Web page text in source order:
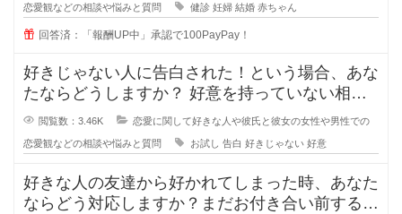
恋愛観などの相談や悩みと質問 健診 妊婦 結婚 赤ちゃん
回答済：「報酬UP中」承認で100PayPay！
好きじゃない人に告白された！という場合、あな
たならどうしますか？ 好意を持っていない相手
からの告白、結構戸惑ったり
閲覧数：3.46K 恋愛に関して好きな人や彼氏と彼女の女性や男性での
恋愛観などの相談や悩みと質問 お試し 告白 好きじゃない 好意
好きな人の友達から好かれてしまった時、あなた
ならどう対応しますか？まだお付き合い前する段